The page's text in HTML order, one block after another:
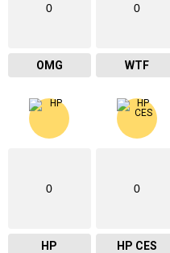
0
OMG
0
WTF
0
HP
0
HP CES